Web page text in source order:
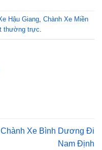
Hậu Giang, Chành Xe Miền
thường trực.
Chành Xe Bình Dương Đi
Nam Định